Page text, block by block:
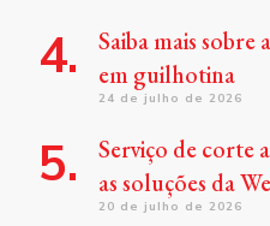
Saiba mais sobre
em guilhotina
24 de julho de 2026
Serviço de corte
as soluções da
20 de julho de 2026